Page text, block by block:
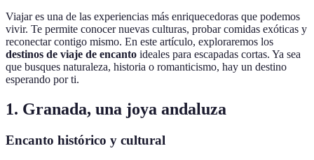
Viajar es una de las experiencias más enriquecedoras que podemos
vivir. Te permite conocer nuevas culturas, probar comidas exóticas y
reconectar contigo mismo. En este artículo, exploraremos los
destinos de viaje de encanto ideales para escapadas cortas. Ya sea
que busques naturaleza, historia o romanticismo, hay un destino
esperando por ti.
1. Granada, una joya andaluza
Encanto histórico y cultural